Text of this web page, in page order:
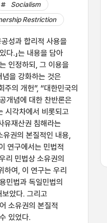
Socialism
Restriction
성과 합리적 사용을
다.」는 내용을 담아
인정하되, 그 이용을
을 강화하는 것은
의 개헌”, “대한민국의
개념에 대한 찬반론은
시각차에서 비롯되고
유재산권 침해라는
유권의 본질적인 내용,
연구에서는 민법적
리 민법상 소유권의
하여, 이 연구는 우리
민법과 독일민법의
았다. 그리고
소유권의 본질적
있었다.